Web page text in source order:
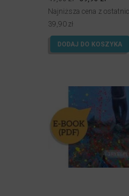
na 5.
cena
49,00zł.
cena
39,90zł.
Najniższa cena z
39,90 zł
DODAJ DO KOSZYKA